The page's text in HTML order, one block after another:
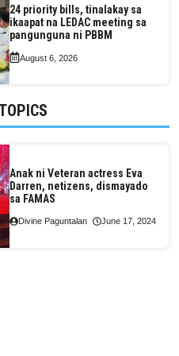
24 priority bills, tinalakay sa
ikaapat na LEDAC meeting sa
pangunguna ni PBBM
August 6, 2026
Anak ni Veteran actress Eva
Darren, netizens, dismayado
sa FAMAS
Divine Paguntalan June 17, 2024